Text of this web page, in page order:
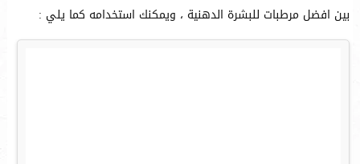
بين افضل مرطبات للبشرة الدهنية ، ويمكنك استخدامه كما يلي :